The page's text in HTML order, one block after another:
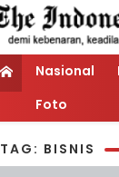
Nasional
Foto
TAG: BISNIS